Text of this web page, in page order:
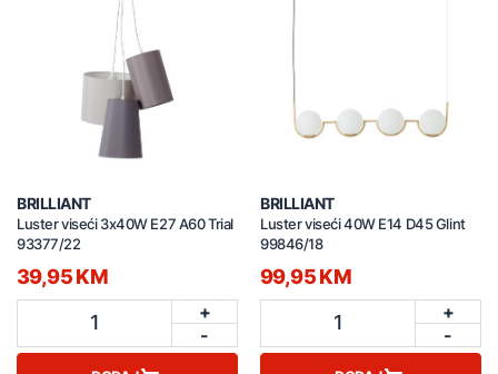
BRILLIANT
Luster viseći 3x40W E27 A60 Trial
93377/22
39,95 KM
1
+
-
BRILLIANT
Luster viseći 40W E14 D45 Glint
99846/18
99,95 KM
1
+
-